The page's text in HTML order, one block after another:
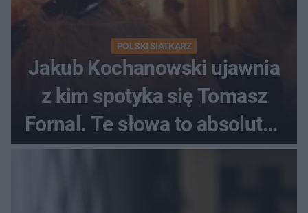
POLSKI SIATKARZ
Jakub Kochanowski ujawnia
z kim spotyka się Tomasz
Fornal. Te słowa to absolutny
hit